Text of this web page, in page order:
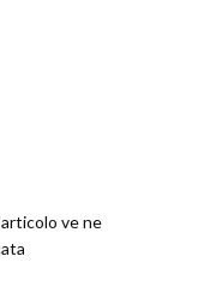
ve ne